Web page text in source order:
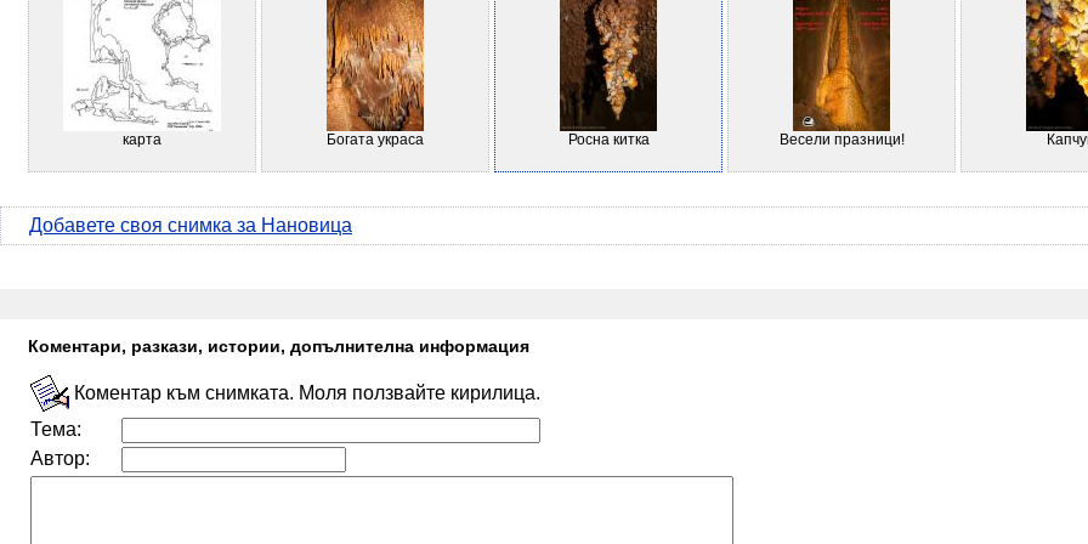
карта Богата украса Росна китка Весели празници!
Добавете своя снимка за Нановица
Коментари, разкази, истории, допълнителна информация
Коментар към снимката. Моля ползвайте кирилица.
Тема:
Автор: